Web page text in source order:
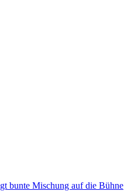
bunte Mischung auf die Bühne